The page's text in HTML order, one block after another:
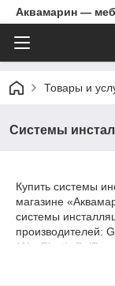
Аквамарин —
Товары и
Системы
Купить системы
магазине
системы
производителей:
(AlcaPlast),
В ассортименте